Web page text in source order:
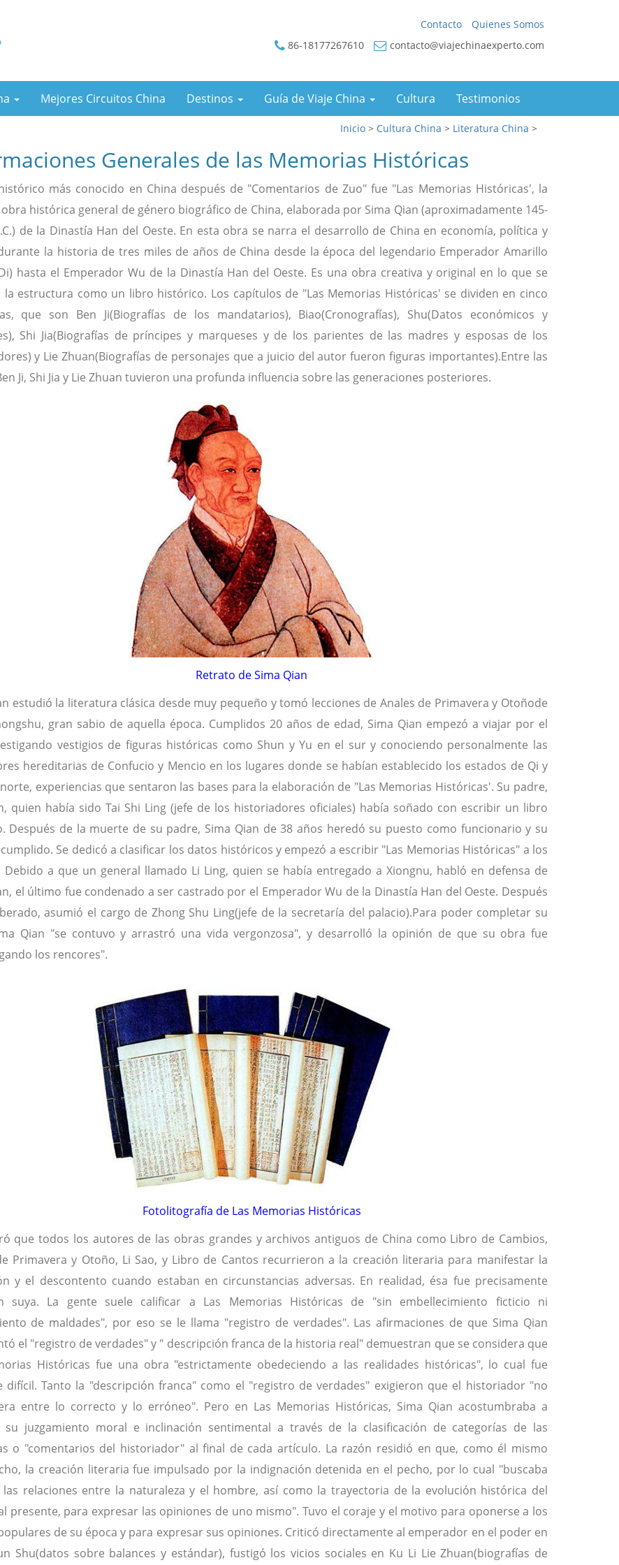
Contacto
Quienes Somos
86-18177267610
contacto@viajechinaexperto.com
Mejores Circuitos China Destinos Guía de Viaje China Cultura Testimonios
Inicio > Cultura China > Literatura China >
Generales de las Memorias Históricas
más conocido en China después de "Comentarios de Zuo" fue "Las Memorias Históricas', la
histórica general de género biográfico de China, elaborada por Sima Qian (aproximadamente 145-
de la Dinastía Han del Oeste. En esta obra se narra el desarrollo de China en economía, política y
la historia de tres miles de años de China desde la época del legendario Emperador Amarillo
hasta el Emperador Wu de la Dinastía Han del Oeste. Es una obra creativa y original en lo que se
la estructura como un libro histórico. Los capítulos de "Las Memorias Históricas' se dividen en cinco
que son Ben Ji(Biografías de los mandatarios), Biao(Cronografías), Shu(Datos económicos y
Shi Jia(Biografías de príncipes y marqueses y de los parientes de las madres y esposas de los
y Lie Zhuan(Biografías de personajes que a juicio del autor fueron figuras importantes).Entre las
Ji, Shi Jia y Lie Zhuan tuvieron una profunda influencia sobre las generaciones posteriores.
Retrato de Sima Qian
estudió la literatura clásica desde muy pequeño y tomó lecciones de Anales de Primavera y Otoñode
gran sabio de aquella época. Cumplidos 20 años de edad, Sima Qian empezó a viajar por el
vestigios de figuras históricas como Shun y Yu en el sur y conociendo personalmente las
hereditarias de Confucio y Mencio en los lugares donde se habían establecido los estados de Qi y
experiencias que sentaron las bases para la elaboración de "Las Memorias Históricas'. Su padre,
quien había sido Tai Shi Ling (jefe de los historiadores oficiales) había soñado con escribir un libro
Después de la muerte de su padre, Sima Qian de 38 años heredó su puesto como funcionario y su
Se dedicó a clasificar los datos históricos y empezó a escribir "Las Memorias Históricas" a los
Debido a que un general llamado Li Ling, quien se había entregado a Xiongnu, habló en defensa de
el último fue condenado a ser castrado por el Emperador Wu de la Dinastía Han del Oeste. Después
asumió el cargo de Zhong Shu Ling(jefe de la secretaría del palacio).Para poder completar su
Qian "se contuvo y arrastró una vida vergonzosa", y desarrolló la opinión de que su obra fue
los rencores".
Fotolitografía de Las Memorias Históricas
que todos los autores de las obras grandes y archivos antiguos de China como Libro de Cambios,
Primavera y Otoño, Li Sao, y Libro de Cantos recurrieron a la creación literaria para manifestar la
y el descontento cuando estaban en circunstancias adversas. En realidad, ésa fue precisamente
suya. La gente suele calificar a Las Memorias Históricas de "sin embellecimiento ficticio ni
de maldades", por eso se le llama "registro de verdades". Las afirmaciones de que Sima Qian
el "registro de verdades" y " descripción franca de la historia real" demuestran que se considera que
Históricas fue una obra "estrictamente obedeciendo a las realidades históricas", lo cual fue
difícil. Tanto la "descripción franca" como el "registro de verdades" exigieron que el historiador "no
entre lo correcto y lo erróneo". Pero en Las Memorias Históricas, Sima Qian acostumbraba a
su juzgamiento moral e inclinación sentimental a través de la clasificación de categorías de las
o "comentarios del historiador" al final de cada artículo. La razón residió en que, como él mismo
la creación literaria fue impulsado por la indignación detenida en el pecho, por lo cual "buscaba
las relaciones entre la naturaleza y el hombre, así como la trayectoria de la evolución histórica del
presente, para expresar las opiniones de uno mismo". Tuvo el coraje y el motivo para oponerse a los
de su época y para expresar sus opiniones. Criticó directamente al emperador en el poder en
Shu(datos sobre balances y estándar), fustigó los vicios sociales en Ku Li Lie Zhuan(biografías de